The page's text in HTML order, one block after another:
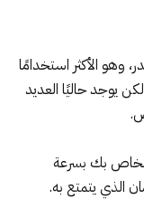
وهو الأكثر استخدامًا
يوجد حاليًا العديد
بك بسرعة
الذي يتمتع به.